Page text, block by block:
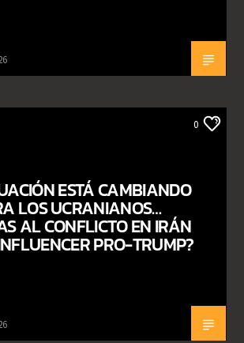
0
ESTÁ CAMBIANDO
LOS UCRANIANOS…
AL CONFLICTO EN IRÁN
PRO-TRUMP?